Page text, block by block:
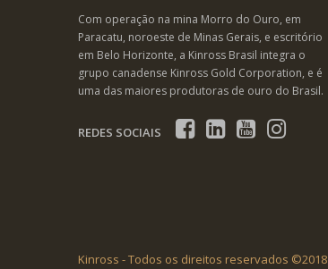
Com operação na mina Morro do Ouro, em
Paracatu, noroeste de Minas Gerais, e escritório
em Belo Horizonte, a Kinross Brasil integra o
grupo canadense Kinross Gold Corporation, e é
uma das maiores produtoras de ouro do Brasil.
REDES SOCIAIS
Kinross - Todos os direitos reservados ©2018